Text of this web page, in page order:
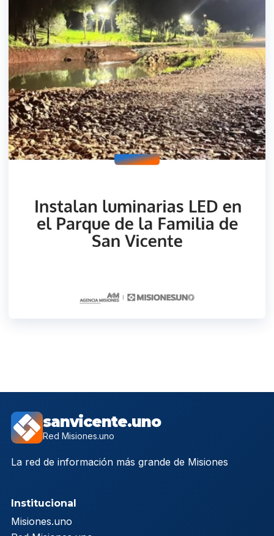
sanvicente.uno
Red Misiones.uno
La red de información más grande de Misiones
Institucional
Misiones.uno